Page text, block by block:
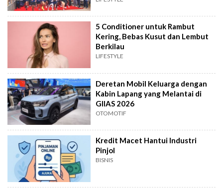
5 Conditioner untuk Rambut
Kering, Bebas Kusut dan Lembut
Berkilau
LIFESTYLE
Deretan Mobil Keluarga dengan
Kabin Lapang yang Melantai di
GIIAS 2026
OTOMOTIF
Kredit Macet Hantui Industri
Pinjol
BISNIS